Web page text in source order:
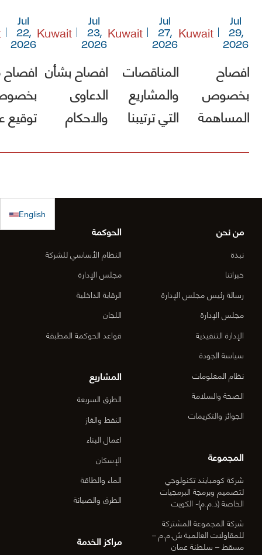
Jul
29,
2026
Kuwait
افصاح
بخصوص
المساهمة
Jul
27,
2026
Kuwait
المناقصات
والمشاريع
التي ترتيبنا
بالترسية بعد
Jul
23,
2026
Kuwait
افصاح بشأن
الدعاوى
والاحكام
Jul
22,
2026
توقيع
منطقة
English
من نحن
نبذة
خبراتنا
رسالة رئيس مجلس الإدارة
مجلس الإدارة
الإدارة التنفيذية
سياسة الجودة
نظام المعلومات
الصحة والسلامة
الجوائز والتكريمات
المجموعة
شركة كومبايند تكنولوجي
لتصميم وبرمجة البرمجيات
الخاصة (ذ.م.م)- الكويت
شركة المجموعة المشتركة
للمقاولات العالمية ش.م.م –
مسقط – سلطنة عمان
الحوكمة
النظام الأساسي للشركة
مجلس الإدارة
الرقابة الداخلية
اللجان
قواعد الحوكمة المطبقة
المشاريع
الطرق السريعة
النفط والغاز
اعمال البناء
الإسكان
الماء والطاقة
الطرق والصيانة
مراكز الخدمة